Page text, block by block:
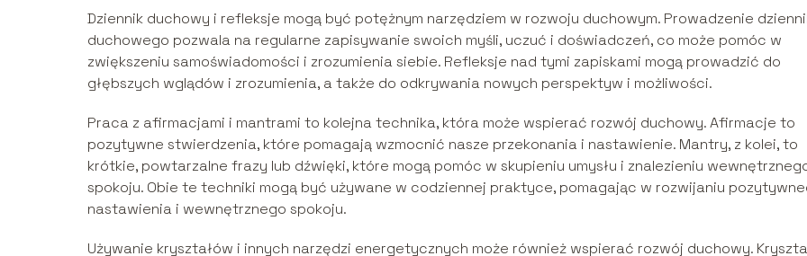
Dziennik duchowy i refleksje mogą być potężnym narzędziem w rozwoju duchowym. Prowadzenie
duchowego pozwala na regularne zapisywanie swoich myśli, uczuć i doświadczeń, co może pomóc w
zwiększeniu samoświadomości i zrozumienia siebie. Refleksje nad tymi zapiskami mogą prowadzić do
głębszych wglądów i zrozumienia, a także do odkrywania nowych perspektyw i możliwości.
Praca z afirmacjami i mantrami to kolejna technika, która może wspierać rozwój duchowy. Afirmacje to
pozytywne stwierdzenia, które pomagają wzmocnić nasze przekonania i nastawienie. Mantry, z kolei, to
krótkie, powtarzalne frazy lub dźwięki, które mogą pomóc w skupieniu umysłu i znalezieniu
spokoju. Obie te techniki mogą być używane w codziennej praktyce, pomagając w rozwijaniu
nastawienia i wewnętrznego spokoju.
Używanie kryształów i innych narzędzi energetycznych może również wspierać rozwój duchowy.